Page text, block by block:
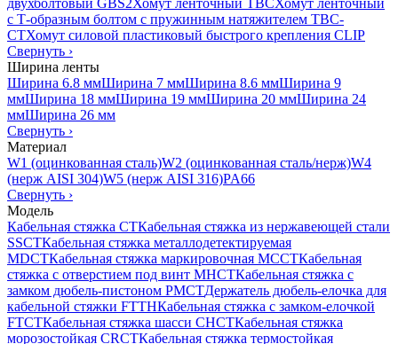
двухболтовый GBS2Хомут ленточный TBCХомут ленточный
с Т-образным болтом с пружинным натяжителем TBC-
CTХомут силовой пластиковый быстрого крепления CLIP
Свернуть ›
Ширина ленты
Ширина 6.8 ммШирина 7 ммШирина 8.6 ммШирина 9
ммШирина 18 ммШирина 19 ммШирина 20 ммШирина 24
ммШирина 26 мм
Свернуть ›
Материал
W1 (оцинкованная сталь)W2 (оцинкованная сталь/нерж)W4
(нерж AISI 304)W5 (нерж AISI 316)PA66
Свернуть ›
Модель
Кабельная стяжка CTКабельная стяжка из нержавеющей стали
SSCTКабельная стяжка металлодетектируемая
MDCTКабельная стяжка маркировочная MCCTКабельная
стяжка с отверстием под винт MHCTКабельная стяжка с
замком дюбель-пистоном PMCTДержатель дюбель-елочка для
кабельной стяжки FTTHКабельная стяжка c замком-елочкой
FTCTКабельная стяжка шасси CHCTКабельная стяжка
морозостойкая CRCTКабельная стяжка термостойкая